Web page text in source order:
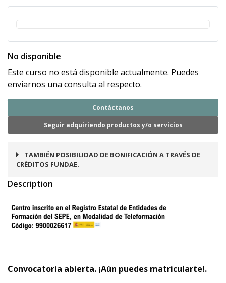
No disponible
Este curso no está disponible actualmente. Puedes
enviarnos una consulta al respecto.
Contáctanos
Seguir adquiriendo productos y/o servicios
TAMBIÉN POSIBILIDAD DE BONIFICACIÓN A TRAVÉS DE
CRÉDITOS FUNDAE.
Description
Convocatoria abierta. ¡Aún puedes matricularte!.